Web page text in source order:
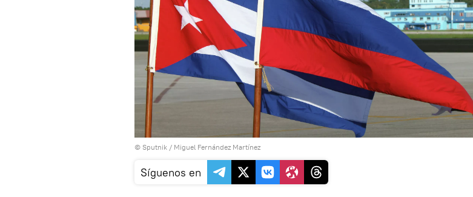
© Sputnik / Miguel Fernández Martínez
Síguenos en